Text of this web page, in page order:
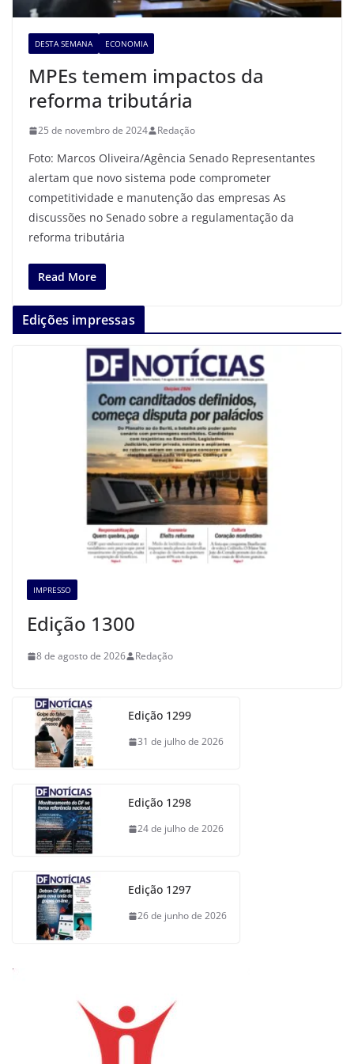
DESTA SEMANA ECONOMIA
MPEs temem impactos da
reforma tributária
25 de novembro de 2024 Redação
Foto: Marcos Oliveira/Agência Senado Representantes
alertam que novo sistema pode comprometer
competitividade e manutenção das empresas As
discussões no Senado sobre a regulamentação da
reforma tributária
Read More
Edições impressas
IMPRESSO
Edição 1300
8 de agosto de 2026 Redação
Edição 1299
31 de julho de 2026
Edição 1298
24 de julho de 2026
Edição 1297
26 de junho de 2026